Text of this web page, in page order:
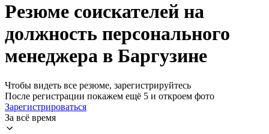
Резюме соискателей на
должность персонального
менеджера в Баргузине
Чтобы видеть все резюме, зарегистрируйтесь
После регистрации покажем ещё 5 и откроем фото
Зарегистрироваться
За всё время